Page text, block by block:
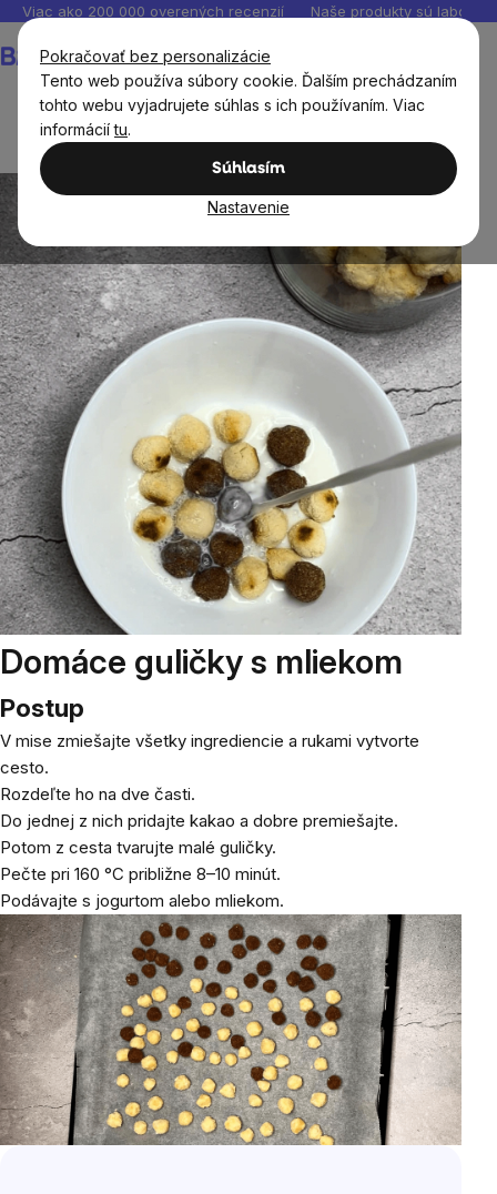
Pokračovať bez personalizácie
Tento web používa súbory cookie. Ďalším prechádzaním
tohto webu vyjadrujete súhlas s ich používaním. Viac
informáciítu.
Súhlasím
Nastavenie
Prejsť
obsah
Viac ako 200 000 overených recenzií Naše produkty sú
košík
Sladké recepty Domáce guličky s mliekom
Domáce guličky s mliekom
Postup
V mise zmiešajte všetky ingrediencie a rukami vytvorte
cesto.
Rozdeľte ho na dve časti.
Do jednej z nich pridajte kakao a dobre premiešajte.
Potom z cesta tvarujte malé guličky.
Pečte pri 160 °C približne 8–10 minút.
Podávajte s jogurtom alebo mliekom.